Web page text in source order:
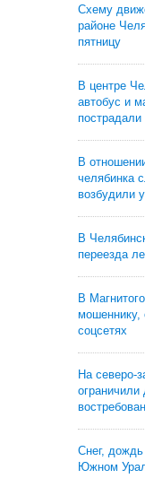
Схему
районе
пятницу
В центре
автобус и
пострадали
В
челябинка
возбудили
В
переезда
В
соцсетях
На северо-
Снег,
Южном